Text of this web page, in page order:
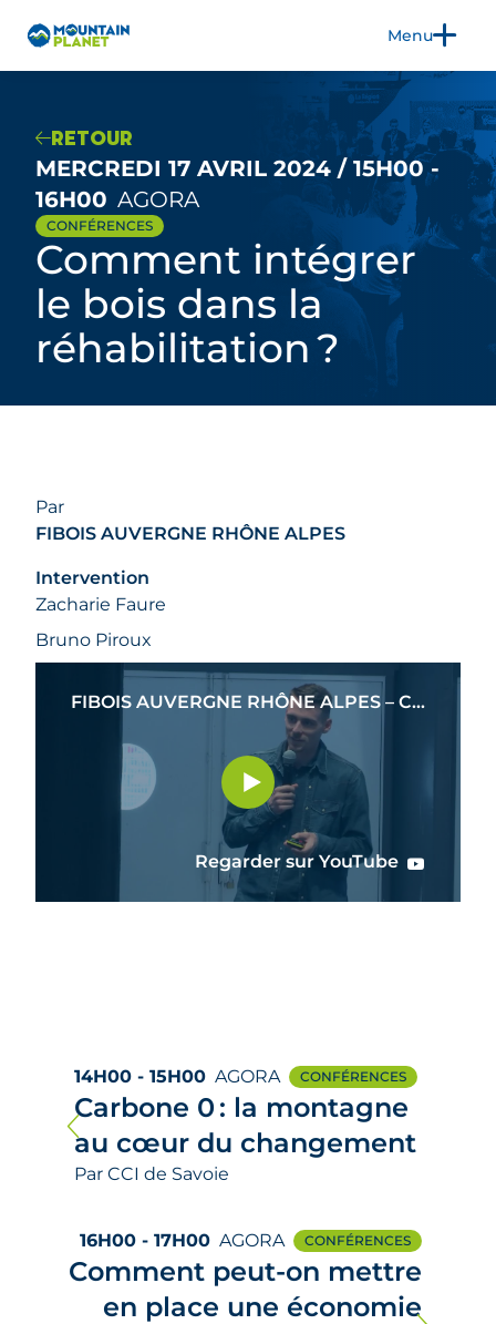
Menu
FREN
LE SALON
EXPOSER
EDITION 2026
3CS
INFOS PRATIQUES
PARTENAIRES
FAQ
CONTACT & INSCRIPTIONS
RETOUR
MERCREDI 17 AVRIL 2024 / 15H00 -
16H00 AGORA
CONFÉRENCES
Comment intégrer
le bois dans la
réhabilitation ?
Par
FIBOIS AUVERGNE RHÔNE ALPES
Intervention
Zacharie Faure
Bruno Piroux
FIBOIS AUVERGNE RHÔNE ALPES – Comment intégrer le bois dans la réhabilitation ?
Regarder sur YouTube
14H00 - 15H00 AGORA CONFÉRENCES
Carbone 0 : la montagne
au cœur du changement
Par CCI de Savoie
16H00 - 17H00 AGORA CONFÉRENCES
Comment peut-on mettre
en place une économie